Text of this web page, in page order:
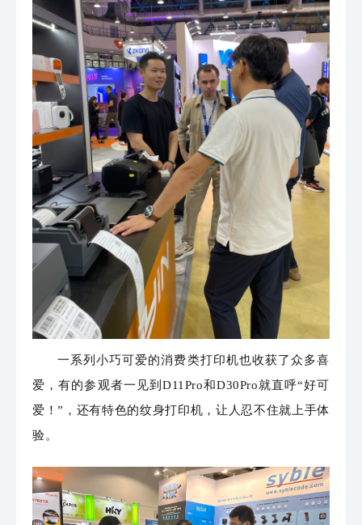
一系列小巧可爱的消费类打印机也收获了众多喜
爱，有的参观者一 见到D11Pro和D30Pro就直呼“好可
爱！”， 还有特色的纹身打印机，让人忍不住就上手体
验。